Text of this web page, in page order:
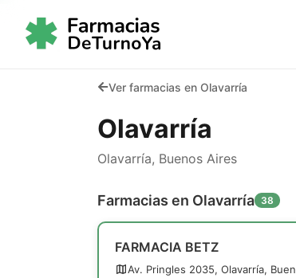
Ver farmacias en Olavarría
Olavarría
Olavarría, Buenos Aires
Farmacias en Olavarría 38
FARMACIA BETZ
Av. Pringles 2035, Olavarría,